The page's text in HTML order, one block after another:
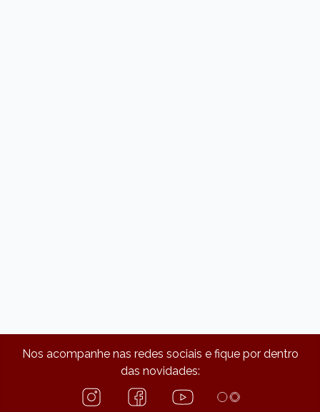
Nos acompanhe nas redes sociais e fique por dentro
das novidades: